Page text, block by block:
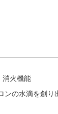
消火機能
の水滴を創り